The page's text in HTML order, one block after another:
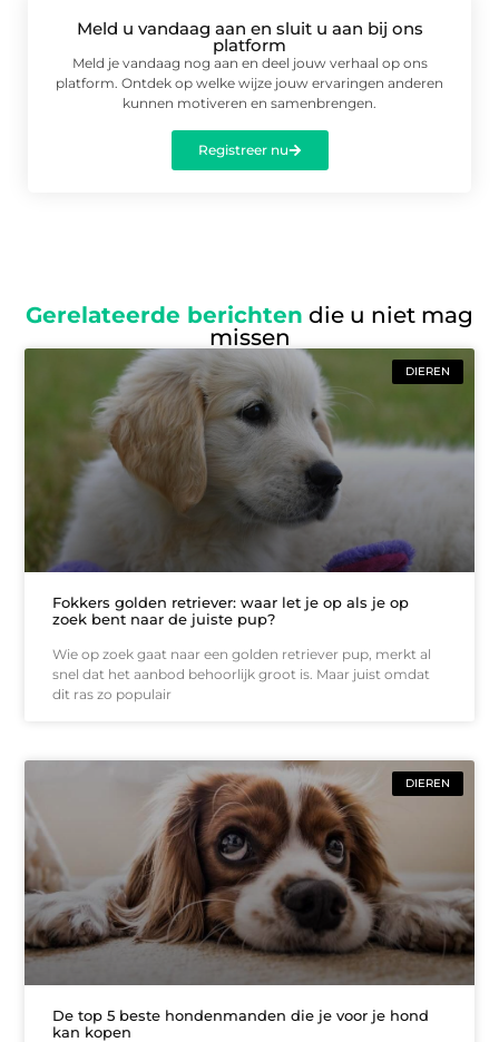
Meld u vandaag aan en sluit u aan bij ons
platform
Meld je vandaag nog aan en deel jouw verhaal op ons
platform. Ontdek op welke wijze jouw ervaringen anderen
kunnen motiveren en samenbrengen.
Registreer nu
Gerelateerde berichten die u niet mag
missen
DIEREN
Fokkers golden retriever: waar let je op als je op
zoek bent naar de juiste pup?
Wie op zoek gaat naar een golden retriever pup, merkt al
snel dat het aanbod behoorlijk groot is. Maar juist omdat
dit ras zo populair
DIEREN
De top 5 beste hondenmanden die je voor je hond
kan kopen